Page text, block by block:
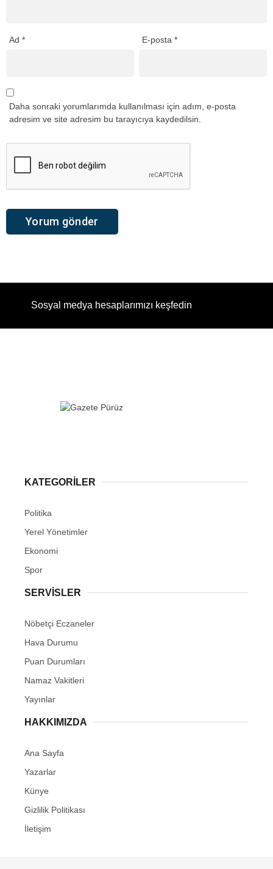
Ad * E-posta*
Daha sonraki yorumlarımda kullanılması için adım, e-posta
adresim ve site adresim bu tarayıcıya kaydedilsin.
Sosyal medya hesaplarımızı keşfedin
KATEGORİLER
Politika
Yerel Yönetimler
Ekonomi
Spor
SERVİSLER
Nöbetçi Eczaneler
Hava Durumu
Puan Durumları
Namaz Vakitleri
Yayınlar
HAKKIMIZDA
Ana Sayfa
Yazarlar
Künye
Gizlilik Politikası
İletişim